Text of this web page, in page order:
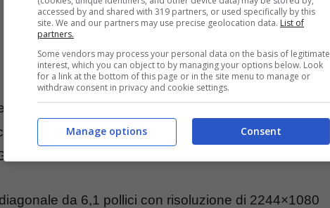
6.28 pollici con rapporto 19:9, risoluzione pari a
di 402 ppi, tecnologia AMOLED, supporto sRGB e
5.
da 6,1 pollici con risoluzione di 2244×1080
accessed by and shared with 319 partners, or used specifically by this
site. We and our partners may use precise geolocation data. List of
partners.
Some vendors may process your personal data on the basis of legitimate
interest, which you can object to by managing your options below. Look
for a link at the bottom of this page or in the site menu to manage or
withdraw consent in privacy and cookie settings.
Consent
Manage options